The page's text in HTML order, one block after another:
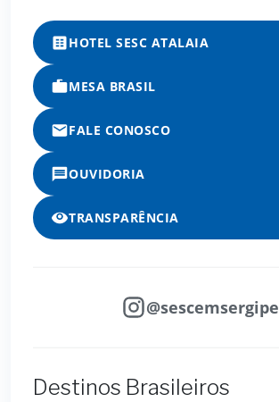
HOTEL SESC ATALAIA
MESA BRASIL
FALE CONOSCO
OUVIDORIA
TRANSPARÊNCIA
@sescemsergipe
Destinos Brasileiros